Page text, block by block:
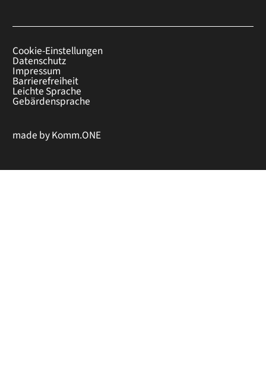
Cookie-Einstellungen
Datenschutz
Impressum
Barrierefreiheit
Leichte Sprache
Gebärdensprache
made byKomm.ONE